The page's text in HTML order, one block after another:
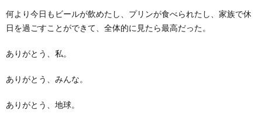
何より今日もビールが飲めたし、プリンが食べられたし、家族で休
日を過ごすことができて、全体的に見たら最高だった。
ありがとう、私。
ありがとう、みんな。
ありがとう、地球。